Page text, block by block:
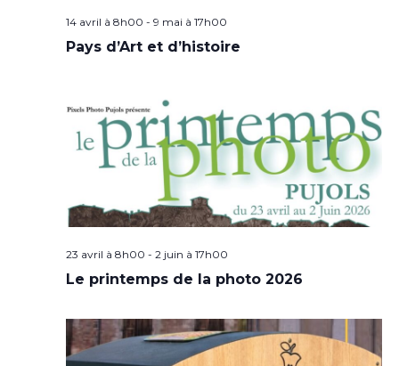
14 avril à 8h00 - 9 mai à 17h00
Pays d’Art et d’histoire
23 avril à 8h00 - 2 juin à 17h00
Le printemps de la photo 2026